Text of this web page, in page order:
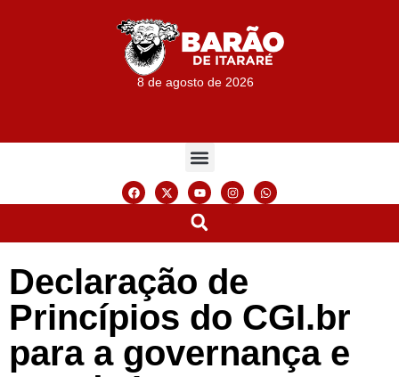
8 de agosto de 2026
Declaração de
Princípios do CGI.br
para a governança e